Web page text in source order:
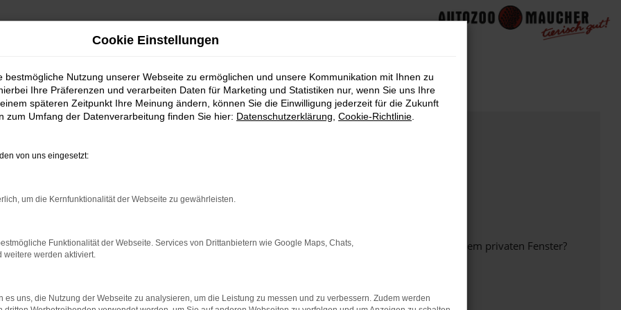
bestimmter Seiten verhindern. Funktioniert die Seite in einem anderen Browser oder in einem privaten Fenster?
beheben.
auf dem neuesten Stand sind.
Cookie Einstellungen
bestmögliche Nutzung unserer Webseite zu ermöglichen und unsere Kommunikation mit Ihnen zu
Ihre Präferenzen und verarbeiten Daten für Marketing und Statistiken nur, wenn Sie uns Ihre
späteren Zeitpunkt Ihre Meinung ändern, können Sie die Einwilligung jederzeit für die Zukunft
zum Umfang der Datenverarbeitung finden Sie hier: Datenschutzerklärung Cookie-Richtlinie
von uns eingesetzt:
um die Kernfunktionalität der Webseite zu gewährleisten.
Funktionalität der Webseite. Services von Drittanbietern wie Google Maps, Chats,
weitere werden aktiviert.
es uns, die Nutzung der Webseite zu analysieren, um die Leistung zu messen und zu verbessern. Zudem werden